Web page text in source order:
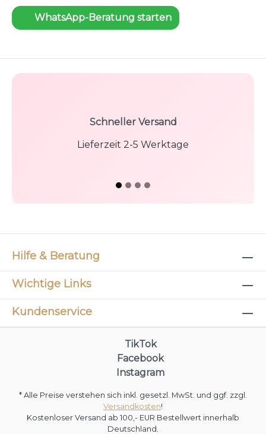
WhatsApp-Beratung starten
Schneller Versand
Lieferzeit 2-5 Werktage
Hilfe & Beratung
Wichtige Links
Kundenservice
TikTok
Facebook
Instagram
* Alle Preise verstehen sich inkl. gesetzl. MwSt. und ggf. zzgl.
Versandkosten!
Kostenloser Versand ab 100,- EUR Bestellwert innerhalb
Deutschland.